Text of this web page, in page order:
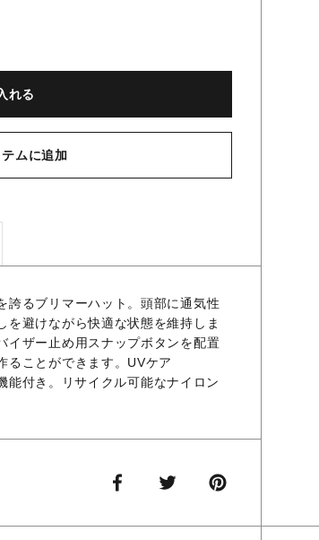
れる
ムに追加
誇るブリマーハット。頭部に通気性
を避けながら快適な状態を維持しま
イザー止め用スナップボタンを配置
ることができます。UVケア
能付き。リサイクル可能なナイロン